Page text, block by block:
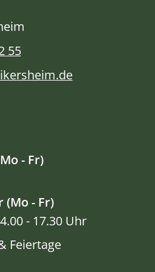
55
- Fr)
(Mo - Fr)
- 17.30 Uhr
Feiertage